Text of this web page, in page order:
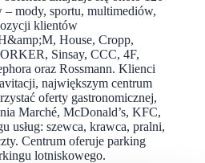
mody, sportu, multimediów,
klientów
House, Cropp,
Sinsay, CCC, 4F,
oraz Rossmann. Klienci
największym centrum
oferty gastronomicznej,
Marché, McDonald’s, KFC,
usług: szewca, krawca, pralni,
Centrum oferuje parking
lotniskowego.